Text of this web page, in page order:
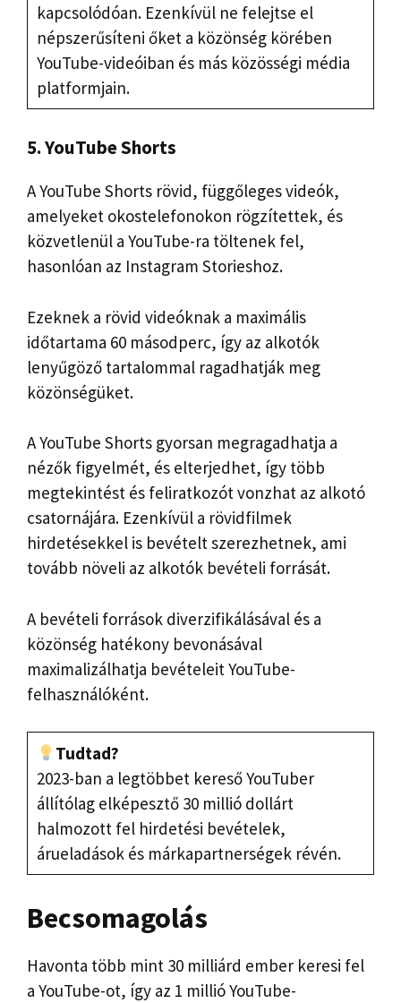
kapcsolódóan. Ezenkívül ne felejtse el
népszerűsíteni őket a közönség körében
YouTube-videóiban és más közösségi média
platformjain.
5. YouTube Shorts
A YouTube Shorts rövid, függőleges videók,
amelyeket okostelefonokon rögzítettek, és
közvetlenül a YouTube-ra töltenek fel,
hasonlóan az Instagram Storieshoz.
Ezeknek a rövid videóknak a maximális
időtartama 60 másodperc, így az alkotók
lenyűgöző tartalommal ragadhatják meg
közönségüket.
A YouTube Shorts gyorsan megragadhatja a
nézők figyelmét, és elterjedhet, így több
megtekintést és feliratkozót vonzhat az alkotó
csatornájára. Ezenkívül a rövidfilmek
hirdetésekkel is bevételt szerezhetnek, ami
tovább növeli az alkotók bevételi forrását.
A bevételi források diverzifikálásával és a
közönség hatékony bevonásával
maximalizálhatja bevételeit YouTube-
felhasználóként.
Tudtad?
2023-ban a legtöbbet kereső YouTuber
állítólag elképesztő 30 millió dollárt
halmozott fel hirdetési bevételek,
árueladások és márkapartnerségek révén.
Becsomagolás
Havonta több mint 30 milliárd ember keresi fel
a YouTube-ot, így az 1 millió YouTube-